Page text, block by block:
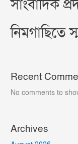
সাংবাদিক
নিমগাছিতে
Recent
No comments to
Archives